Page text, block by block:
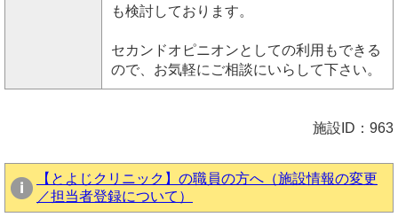
も検討しております。
セカンドオピニオンとしての利用もできる
ので、お気軽にご相談にいらして下さい。
施設ID：963
【とよじクリニック】の職員の方へ（施設情報の変更
／担当者登録について）